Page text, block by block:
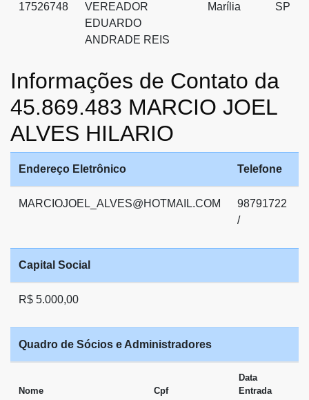
17526748
VEREADOR
EDUARDO
ANDRADE REIS
Marília SP
Informações de Contato da
45.869.483 MARCIO JOEL
ALVES HILARIO
Endereço Eletrônico Telefone
MARCIOJOEL_ALVES@HOTMAIL.COM
98791722
/
Capital Social
R$ 5.000,00
Quadro de Sócios e Administradores
Nome Cpf
Data
Entrada